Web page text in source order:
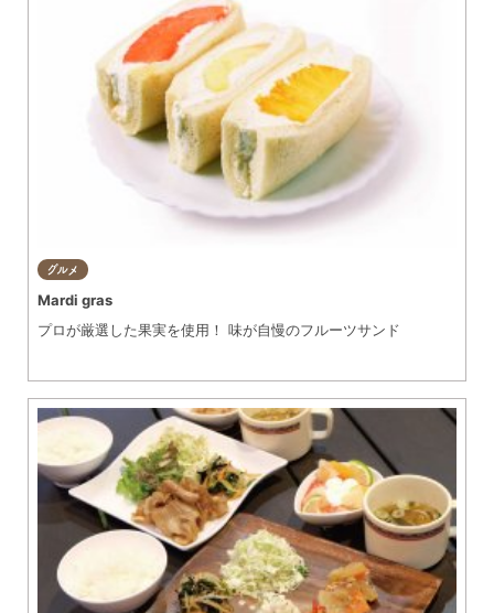
グルメ
Mardi gras
プロが厳選した果実を使用！ 味が自慢のフルーツサンド